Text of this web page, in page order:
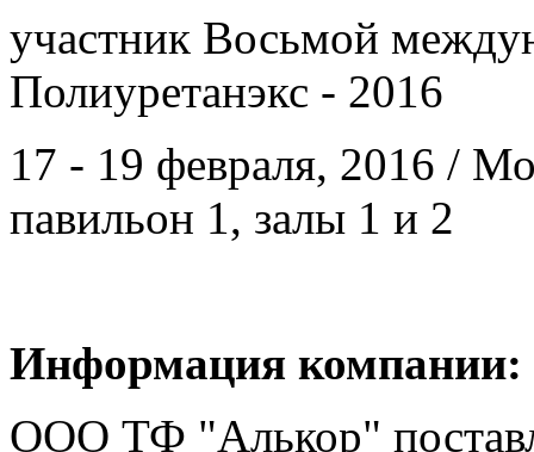
участник Восьмой
Полиуретанэкс - 2016
17 - 19 февраля, 2016 /
павильон 1, залы 1 и 2
Информация компании:
ООО ТФ "Алькор"